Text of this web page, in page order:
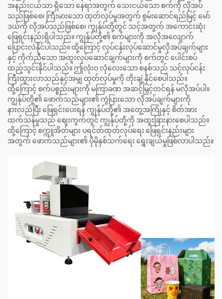
အနည်းငယ်သာ ရှိသော နေရာအတွက် သေးငယ်သော စက်ကို လိုအပ်
သည်ဖြစ်စေ၊ ကြီးမားသော ထုတ်လုပ်မှုအတွက် စွမ်းဆောင်ရည်မြင့် မော်
ဒယ်ကို လိုအပ်သည်ဖြစ်စေ၊ ကျွန်ုပ်တို့တွင် သင့်အတွက် အကောင်းဆုံး
ဖြေရှင်းနည်းရှိပါသည်။ ကျွန်ုပ်တို့၏ စက်များကို အလိုအလျောက်
ပြောင်းလဲနိုင်ပါသည်။ ထို့ကြောင့် လုပ်ငန်းလုပ်ဆောင်မှုလိုအပ်ချက်များ
နှင့် ကိုက်ညီသော အထူးလုပ်ဆောင်ချက်များကို စက်တွင် ပေါင်းစပ်
ထည့်သွင်းနိုင်ပါသည်။ ဤလုံးဝ လုံလေးသော စနစ်သည် သင့်လုပ်ငန်း
ကြီးထွားလာသည်နှင့်အမျှ ထုတ်လုပ်မှုကို တိုးချဲ့နိုင်စေပါသည်။
ထို့ကြောင့် စက်ပစ္စည်းများကို မကြာခဏ အဆင့်မြှင့်တင်ရန် မလိုအပ်ပါ။
ကျွန်ုပ်တို့၏ ဖောက်သည်များ၏ ကွဲပြားသော လိုအပ်ချက်များကို
နားလည်ပြီး ဖြေရှင်းပေးရန် ကျွန်ုပ်တို့၏ အတွေ့အကြုံနှင့် စိတ်အား
ထက်သန်မှုသည် စျေးကွက်တွင် ကျွန်ုပ်တို့ကို အထူးခြားနားစေပါသည်။
ထို့ကြောင့် စက္ကူအိတ်များ ပရင်တ်ထုတ်လုပ်ရေး ဖြေရှင်းနည်းများ
အတွက် ဖောက်သည်များ၏ ပိုမိုနှစ်သက်ရေး ရွေးချယ်မှုဖြစ်လာပါသည်။